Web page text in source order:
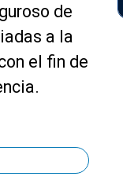
de
a la
el fin de